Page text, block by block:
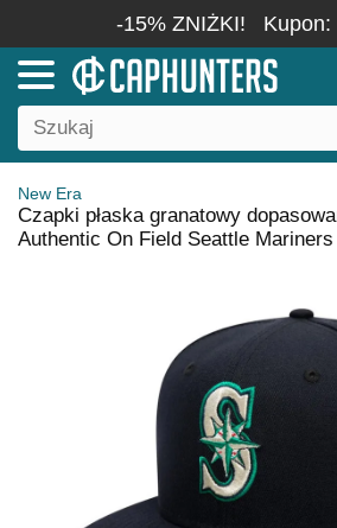
-15% ZNIŻKI! Kupon:
New Era
Czapki płaska granatowy
Authentic On Field Seattle